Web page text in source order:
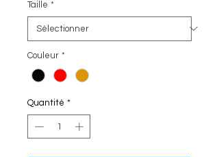
Taille *
Couleur *
Quantité *